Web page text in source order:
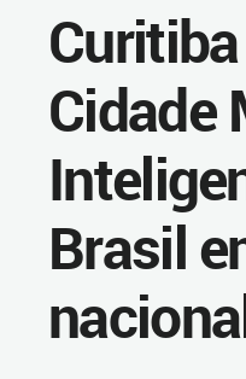
Cidade
Brasil